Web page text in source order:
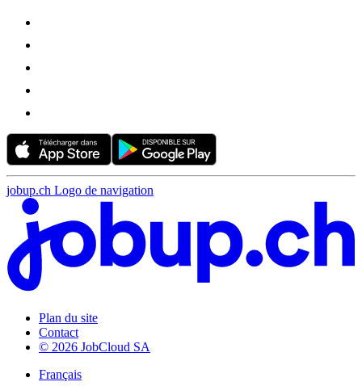
jobup.ch Logo de navigation
Plan du site
Contact
© 2026 JobCloud SA
Français